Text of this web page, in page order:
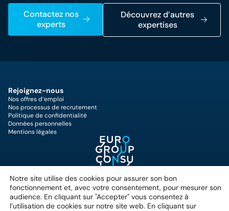
Contactez nos
experts
Découvrez d’autres
expertises
25 Quai du Président Paul
Doumer,
92400 Courbevoie, France
+33 (0)1 49 07 57 00
Rejoignez-nous
Nos offres d’emploi
Nos processus de recrutement
Politique de confidentialité
Données personnelles
Mentions légales
Notre site utilise des cookies pour assurer son bon
fonctionnement et, avec votre consentement, pour mesurer son
audience. En cliquant sur "Accepter" vous consentez à
l’utilisation de cookies sur notre site web. En cliquant sur